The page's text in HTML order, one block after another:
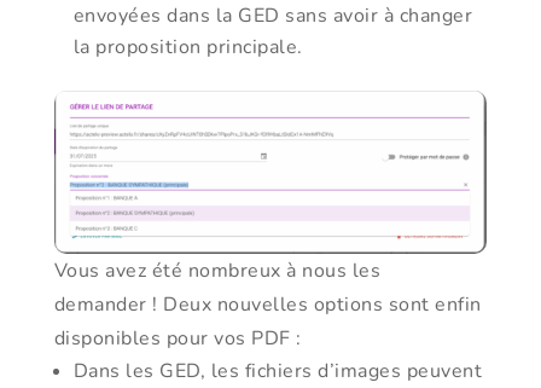
envoyées dans la GED sans avoir à changer
la proposition principale.
Vous avez été nombreux à nous les
demander ! Deux nouvelles options sont enfin
disponibles pour vos PDF :
Dans les GED, les fichiers d’images peuvent